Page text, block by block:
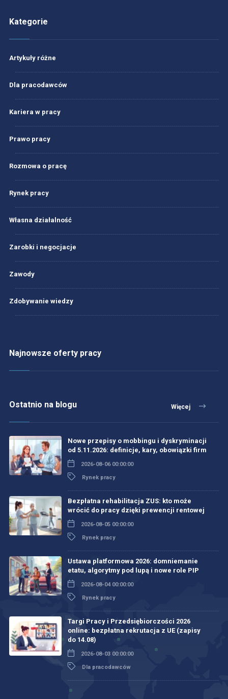
Kategorie
Artykuły różne
Dla pracodawców
Kariera w pracy
Prawo pracy
Rozmowa o pracę
Rynek pracy
Własna działalność
Zarobki i negocjacje
Zawody
Zdobywanie wiedzy
Najnowsze oferty pracy
Ostatnio na blogu Więcej
Nowe przepisy o mobbingu i dyskryminacji
od 5.11.2026: definicje, kary, obowiązki firm
2026-08-06 00:00:00
Rynek pracy
Bezpłatna rehabilitacja ZUS: kto może
wrócić do pracy dzięki prewencji rentowej
2026-08-05 00:00:00
Rynek pracy
Ustawa platformowa 2026: domniemanie
etatu, algorytmy pod lupą i nowe role PIP
2026-08-04 00:00:00
Rynek pracy
Targi Pracy i Przedsiębiorczości 2026
online: bezpłatna rekrutacja z UE (zapisy
do 14.08)
2026-08-03 00:00:00
Dla pracodawców